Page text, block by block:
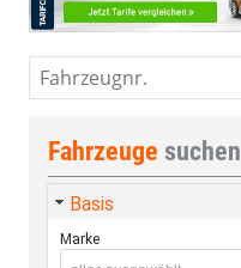
Fahrzeugnr.
Fahrzeuge suchen
Basis
Marke